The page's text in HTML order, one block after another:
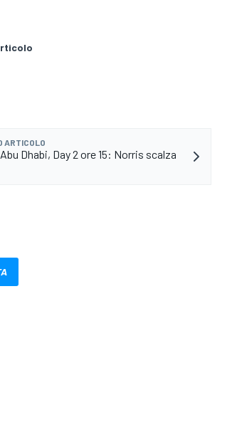
ARTICOLO
Dhabi, Day 2 ore 15: Norris scalza